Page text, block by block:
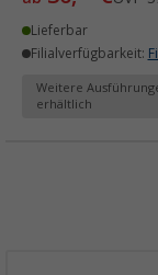
Lieferbar
Filialverfügbarkeit:
Weitere
erhältlich